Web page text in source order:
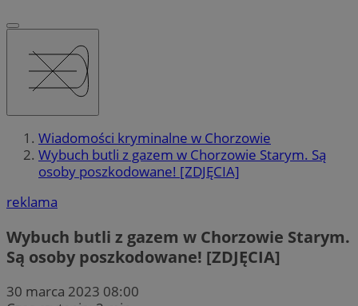
Wiadomości kryminalne w Chorzowie
Wybuch butli z gazem w Chorzowie Starym. Są
osoby poszkodowane! [ZDJĘCIA]
reklama
Wybuch butli z gazem w Chorzowie Starym.
Są osoby poszkodowane! [ZDJĘCIA]
30 marca 2023 08:00